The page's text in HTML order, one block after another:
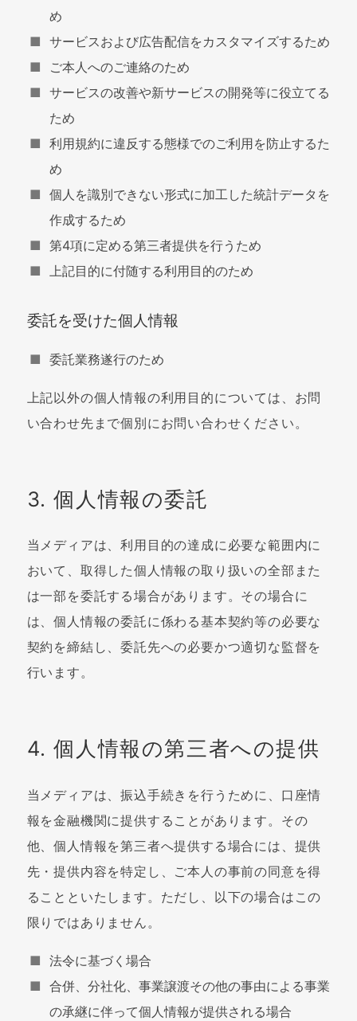
め
サービスおよび広告配信をカスタマイズするため
ご本人へのご連絡のため
サービスの改善や新サービスの開発等に役立てる
ため
利用規約に違反する態様でのご利用を防止するた
め
個人を識別できない形式に加工した統計データを
作成するため
第4項に定める第三者提供を行うため
上記目的に付随する利用目的のため
委託を受けた個人情報
委託業務遂行のため
上記以外の個人情報の利用目的については、お問
い合わせ先まで個別にお問い合わせください。
3. 個人情報の委託
当メディアは、利用目的の達成に必要な範囲内に
おいて、取得した個人情報の取り扱いの全部また
は一部を委託する場合があります。その場合に
は、個人情報の委託に係わる基本契約等の必要な
契約を締結し、委託先への必要かつ適切な監督を
行います。
4. 個人情報の第三者への提供
当メディアは、振込手続きを行うために、口座情
報を金融機関に提供することがあります。その
他、個人情報を第三者へ提供する場合には、提供
先・提供内容を特定し、ご本人の事前の同意を得
ることといたします。ただし、以下の場合はこの
限りではありません。
法令に基づく場合
合併、分社化、事業譲渡その他の事由による事業
の承継に伴って個人情報が提供される場合